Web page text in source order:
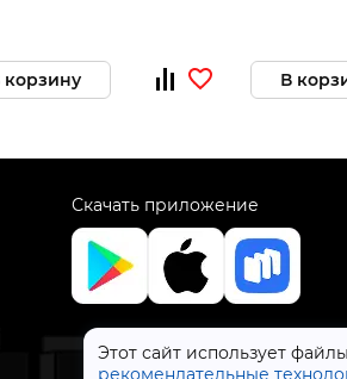
Этот сайт использует
рекомендательные
корзину В
Скачать приложение